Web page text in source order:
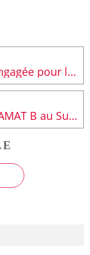
Une transformation inédite est engagée pour le Palais des Congrès et de la Culture
Visite exploratoire du site de l'ÉTAMAT B au Sud du Mans